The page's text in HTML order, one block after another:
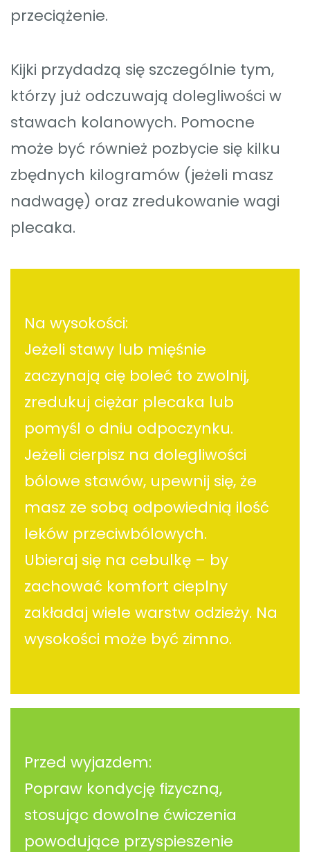
przeciążenie.
Kijki przydadzą się szczególnie tym,
którzy już odczuwają dolegliwości w
stawach kolanowych. Pomocne
może być również pozbycie się kilku
zbędnych kilogramów (jeżeli masz
nadwagę) oraz zredukowanie wagi
plecaka.
Na wysokości:
Jeżeli stawy lub mięśnie
zaczynają cię boleć to zwolnij,
zredukuj ciężar plecaka lub
pomyśl o dniu odpoczynku.
Jeżeli cierpisz na dolegliwości
bólowe stawów, upewnij się, że
masz ze sobą odpowiednią ilość
leków przeciwbólowych.
Ubieraj się na cebulkę – by
zachować komfort cieplny
zakładaj wiele warstw odzieży. Na
wysokości może być zimno.
Przed wyjazdem:
Popraw kondycję fizyczną,
stosując dowolne ćwiczenia
powodujące przyspieszenie